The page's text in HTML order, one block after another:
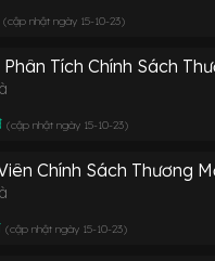
(cập nhật ngày 15-10-23)
Tích Chính Sách
(cập nhật ngày 15-10-23)
Chính Sách Thương
(cập nhật ngày 15-10-23)